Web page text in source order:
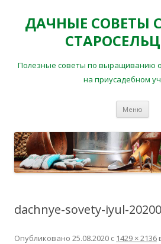
ДАЧНЫЕ СОВЕТЫ
Полезные советы по выращиванию
на приусадебном
Меню
dachnye-sovety-iyul-
Опубликовано 25.08.2020 с 1429 × 2136